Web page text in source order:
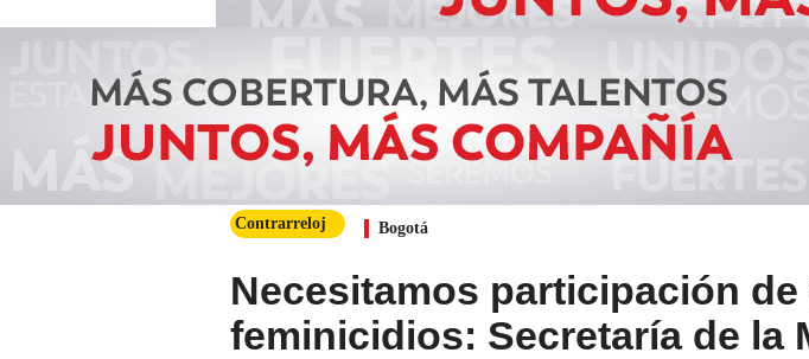
Contrarreloj Bogotá
Necesitamos participación
feminicidios: Secretaría de la